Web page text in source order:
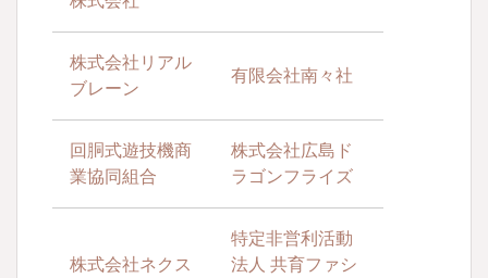
株式会社リアル
ブレーン
有限会社南々社
回胴式遊技機商
業協同組合
株式会社広島ド
ラゴンフライズ
株式会社ネクス
特定非営利活動
法人 共育ファシ